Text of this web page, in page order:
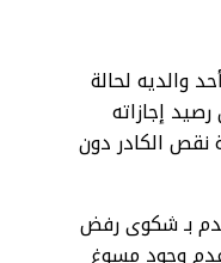
لحالة
إجازاته
نقص الكادر دون
بـ شكوى رفض
وجود مسوغ